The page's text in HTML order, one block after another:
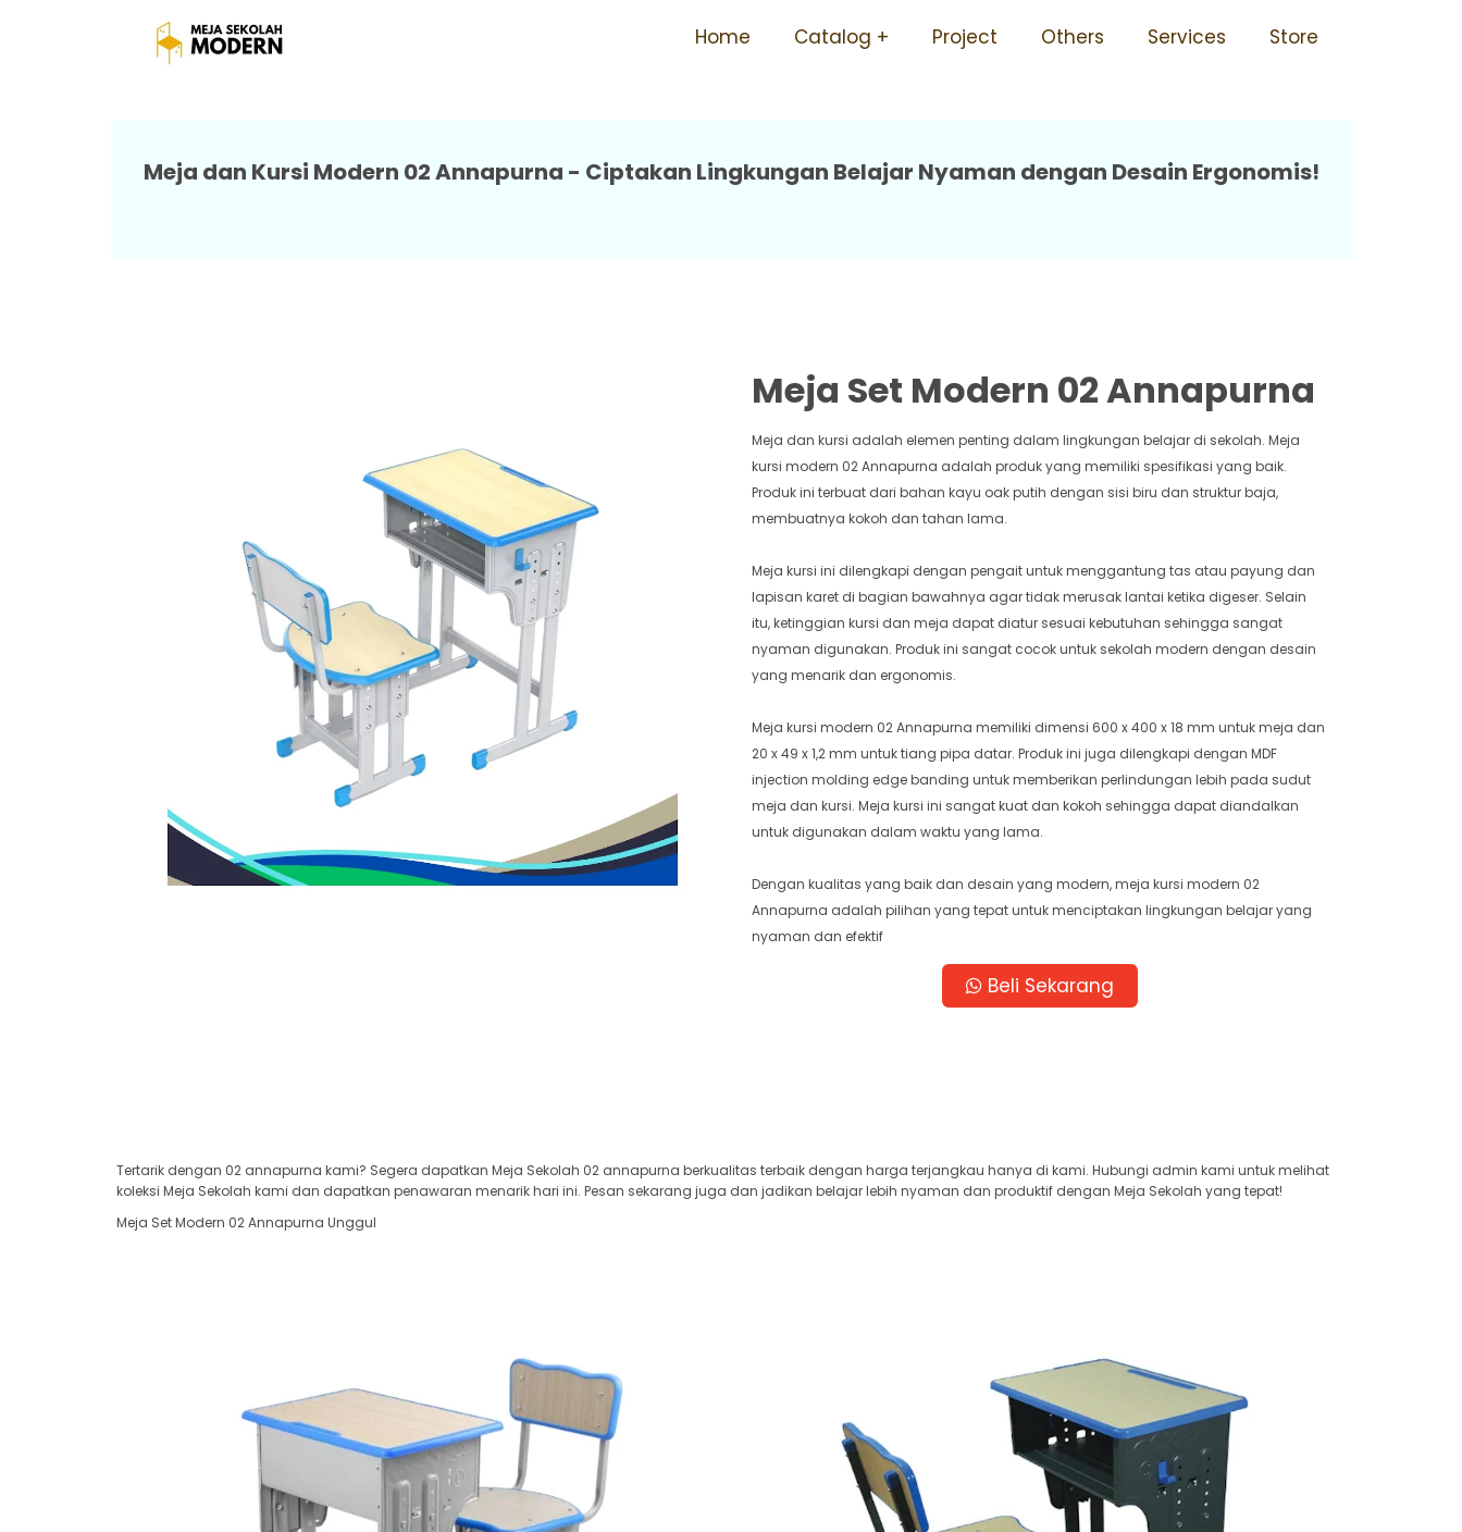
Home Catalog Project Others Services Store
Jual Meja Kursi Sekolah Awet Mudah Dipasang Ergonomis 02 Annapurna
Meja dan Kursi Modern 02 Annapurna - Ciptakan Lingkungan Belajar Nyaman dengan Desain Ergonomis!
Meja Set Modern 02 Annapurna
Meja dan kursi adalah elemen penting dalam lingkungan belajar di sekolah. Meja
kursi modern 02 Annapurna adalah produk yang memiliki spesifikasi yang baik.
Produk ini terbuat dari bahan kayu oak putih dengan sisi biru dan struktur baja,
membuatnya kokoh dan tahan lama.
Meja kursi ini dilengkapi dengan pengait untuk menggantung tas atau payung dan
lapisan karet di bagian bawahnya agar tidak merusak lantai ketika digeser. Selain
itu, ketinggian kursi dan meja dapat diatur sesuai kebutuhan sehingga sangat
nyaman digunakan. Produk ini sangat cocok untuk sekolah modern dengan desain
yang menarik dan ergonomis.
Meja kursi modern 02 Annapurna memiliki dimensi 600 x 400 x 18 mm untuk meja dan
20 x 49 x 1,2 mm untuk tiang pipa datar. Produk ini juga dilengkapi dengan MDF
injection molding edge banding untuk memberikan perlindungan lebih pada sudut
meja dan kursi. Meja kursi ini sangat kuat dan kokoh sehingga dapat diandalkan
untuk digunakan dalam waktu yang lama.
Dengan kualitas yang baik dan desain yang modern, meja kursi modern 02
Annapurna adalah pilihan yang tepat untuk menciptakan lingkungan belajar yang
nyaman dan efektif
Beli Sekarang
Tertarik dengan 02 annapurna kami? Segera dapatkan Meja Sekolah 02 annapurna berkualitas terbaik dengan harga terjangkau hanya di kami. Hubungi admin kami untuk melihat
koleksi Meja Sekolah kami dan dapatkan penawaran menarik hari ini. Pesan sekarang juga dan jadikan belajar lebih nyaman dan produktif dengan Meja Sekolah yang tepat!
Meja Set Modern 02 Annapurna Unggul